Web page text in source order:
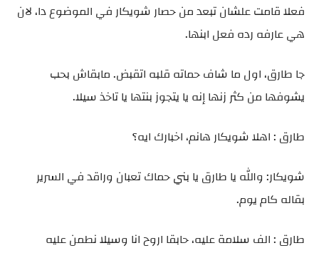
فعلا قامت علشان تبعد من حصار شويكار في الموضوع دا، لان
هي عارفه رده فعل ابنها.
جا طارق، اول ما شاف حماته قلبه اتقبض. مابقاش بحب
يشوفها من كثر زنها إنه يا يتجوز بنتها يا تاخذ سيلا.
طارق : اهلا شويكار هانم، اخبارك ايه؟
شويكار: والله يا طارق يا بني حماك تعبان وراقد في السرير
بقاله كام يوم.
طارق : الف سلامة عليه، حابقا اروح انا وسيلا نطمن عليه